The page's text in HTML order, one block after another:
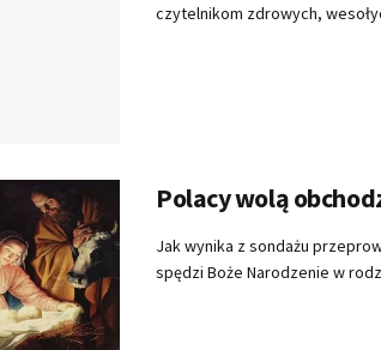
czytelnikom zdrowych,
Polacy wolą
Jak wynika z sondażu
spędzi Boże Narodzenie w